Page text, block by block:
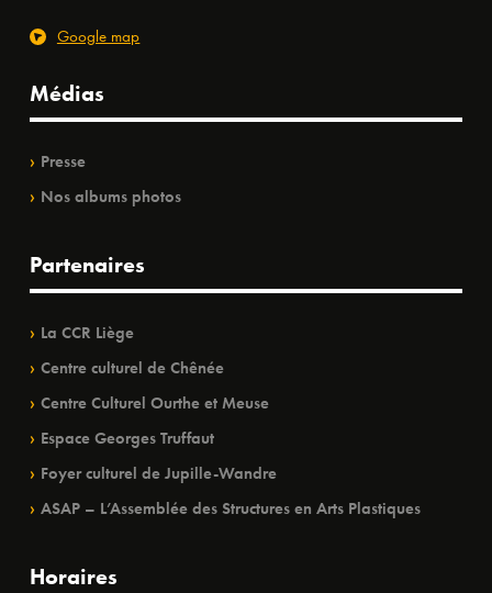
Google map
Médias
Presse
Nos albums photos
Partenaires
La CCR Liège
Centre culturel de Chênée
Centre Culturel Ourthe et Meuse
Espace Georges Truffaut
Foyer culturel de Jupille-Wandre
ASAP – L’Assemblée des Structures en Arts Plastiques
Horaires